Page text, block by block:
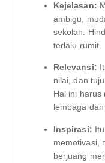
Kejelasan:
ambigu,
sekolah.
terlalu rumit.
Relevansi:
nilai, dan
Hal ini harus
lembaga
Inspirasi:
memotivasi,
berjuang